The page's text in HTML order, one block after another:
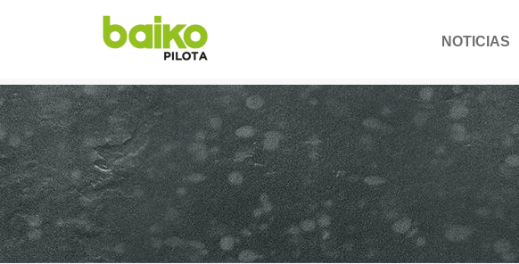
NOTICIAS